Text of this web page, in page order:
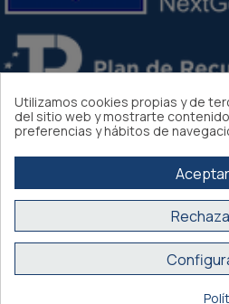
Atlantis
Compra segura
Utilizamos cookies propias y de
del sitio web y mostrarte
preferencias y hábitos de
Aceptar